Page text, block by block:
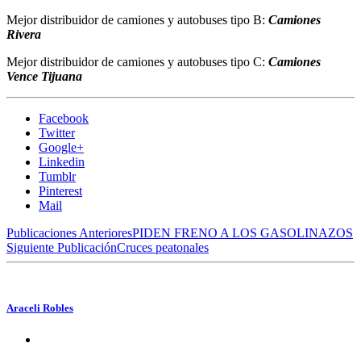
Mejor distribuidor de camiones y autobuses tipo B: Camiones
Rivera
Mejor distribuidor de camiones y autobuses tipo C: Camiones
Vence Tijuana
Facebook
Twitter
Google+
Linkedin
Tumblr
Pinterest
Mail
Publicaciones AnterioresPIDEN FRENO A LOS GASOLINAZOS
Siguiente PublicaciónCruces peatonales
Araceli Robles